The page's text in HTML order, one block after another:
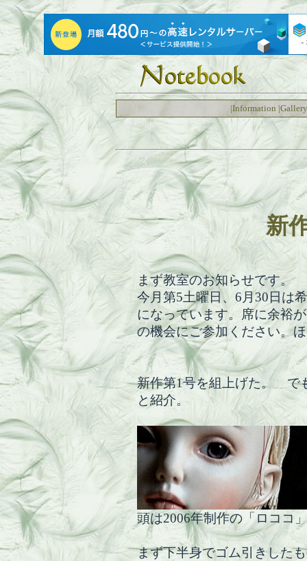
|Information |
新
まず教室のお知らせです。
今月第5土曜日、6月30日は
になっています。席に余裕
の機会にご参加ください。
新作第1号を組上げた。 で
と紹介。
頭は2006年制作の「ロココ
まず下半身でゴム引きした